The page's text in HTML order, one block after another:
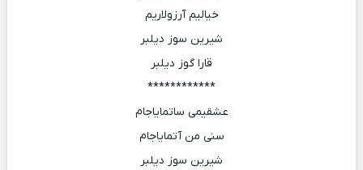
خیالیم آرزولاریم
شیرین سوز دیلبر
قارا گوز دیلبر
************
عشقیمی ساتمایاجام
سنی من آتمایاجام
شیرین سوز دیلبر